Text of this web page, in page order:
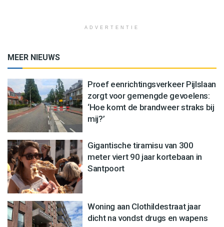
ADVERTENTIE
MEER NIEUWS
Proef eenrichtingsverkeer Pijlslaan
zorgt voor gemengde gevoelens:
‘Hoe komt de brandweer straks bij
mij?’
Gigantische tiramisu van 300
meter viert 90 jaar kortebaan in
Santpoort
Woning aan Clothildestraat jaar
dicht na vondst drugs en wapens